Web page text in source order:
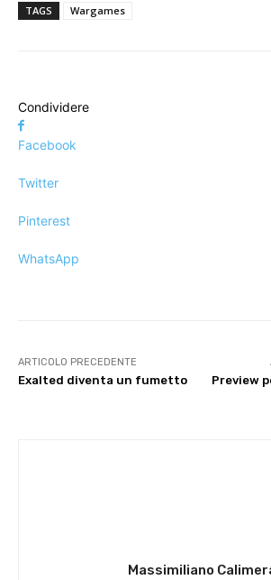
TAGS Wargames
Condividere
Facebook
Twitter
Pinterest
WhatsApp
ARTICOLO PRECEDENTE
Exalted diventa un fumetto
Preview
Massimiliano